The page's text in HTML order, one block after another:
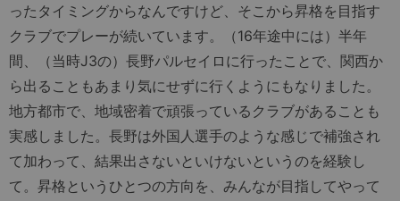
ったタイミングからなんですけど、そこから昇格を目指す
クラブでプレーが続いています。（16年途中には）半年
間、（当時J3の）長野パルセイロに行ったことで、関西か
ら出ることもあまり気にせずに行くようにもなりました。
地方都市で、地域密着で頑張っているクラブがあることも
実感しました。長野は外国人選手のような感じで補強され
て加わって、結果出さないといけないというのを経験し
て。昇格というひとつの方向を、みんなが目指してやって